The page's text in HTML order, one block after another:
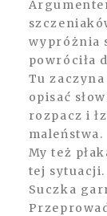
wypróżnia
powróciła
Tu
opisać
rozpacz i
maleństwa.
My też
tej sytuacji.
Suczka